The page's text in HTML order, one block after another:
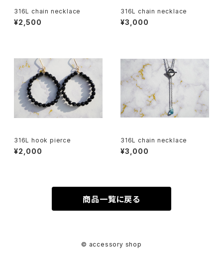
316L chain necklace
¥2,500
316L chain necklace
¥3,000
316L hook pierce
¥2,000
316L chain necklace
¥3,000
商品一覧に戻る
© accessory shop